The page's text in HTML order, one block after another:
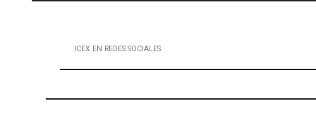
ICEX EN REDES SOCIALES